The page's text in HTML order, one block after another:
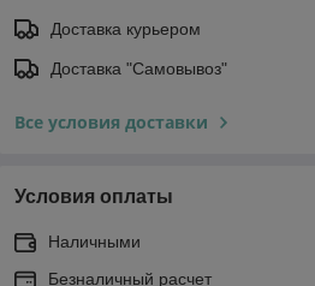
Доставка курьером
Доставка "Самовывоз"
Все условия доставки
Условия оплаты
Наличными
Безналичный расчет